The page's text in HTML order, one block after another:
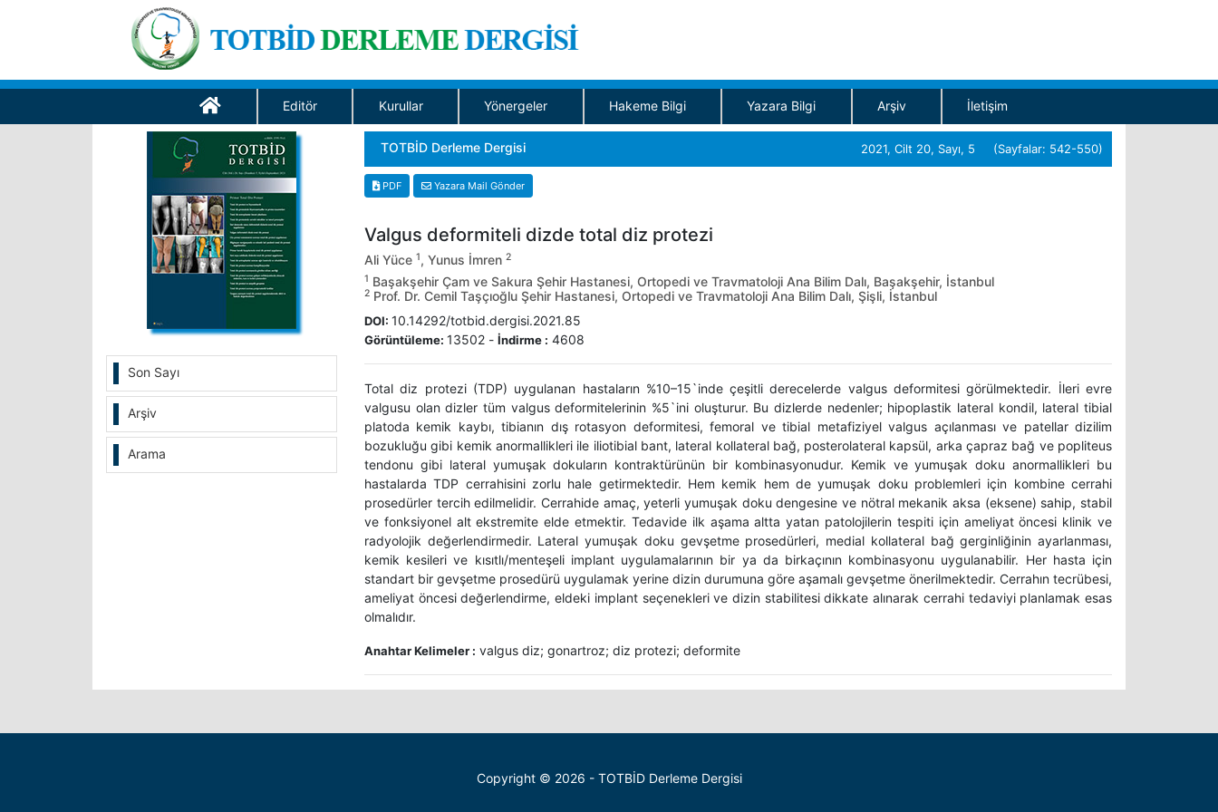
Editör Kurullar Yönergeler Hakeme Bilgi Yazara Bilgi Arşiv İletişim
Son Sayı
Arşiv
Arama
TOTBİD Derleme Dergisi 2021, Cilt 20, Sayı, 5 (Sayfalar: 542-550)
PDF Yazara Mail Gönder
Valgus deformiteli dizde total diz protezi
Ali Yüce 1, Yunus İmren 2
1 Başakşehir Çam ve Sakura Şehir Hastanesi, Ortopedi ve Travmatoloji Ana Bilim Dalı, Başakşehir, İstanbul
2 Prof. Dr. Cemil Taşçıoğlu Şehir Hastanesi, Ortopedi ve Travmatoloji Ana Bilim Dalı, Şişli, İstanbul
DOI: 10.14292/totbid.dergisi.2021.85
Görüntüleme: 13502 - İndirme : 4608
Total diz protezi (TDP) uygulanan hastaların %10–15`inde çeşitli derecelerde valgus deformitesi görülmektedir. İleri evre
valgusu olan dizler tüm valgus deformitelerinin %5`ini oluşturur. Bu dizlerde nedenler; hipoplastik lateral kondil, lateral tibial
platoda kemik kaybı, tibianın dış rotasyon deformitesi, femoral ve tibial metafiziyel valgus açılanması ve patellar dizilim
bozukluğu gibi kemik anormallikleri ile iliotibial bant, lateral kollateral bağ, posterolateral kapsül, arka çapraz bağ ve popliteus
tendonu gibi lateral yumuşak dokuların kontraktürünün bir kombinasyonudur. Kemik ve yumuşak doku anormallikleri bu
hastalarda TDP cerrahisini zorlu hale getirmektedir. Hem kemik hem de yumuşak doku problemleri için kombine cerrahi
prosedürler tercih edilmelidir. Cerrahide amaç, yeterli yumuşak doku dengesine ve nötral mekanik aksa (eksene) sahip, stabil
ve fonksiyonel alt ekstremite elde etmektir. Tedavide ilk aşama altta yatan patolojilerin tespiti için ameliyat öncesi klinik ve
radyolojik değerlendirmedir. Lateral yumuşak doku gevşetme prosedürleri, medial kollateral bağ gerginliğinin ayarlanması,
kemik kesileri ve kısıtlı/menteşeli implant uygulamalarının bir ya da birkaçının kombinasyonu uygulanabilir. Her hasta için
standart bir gevşetme prosedürü uygulamak yerine dizin durumuna göre aşamalı gevşetme önerilmektedir. Cerrahın tecrübesi,
ameliyat öncesi değerlendirme, eldeki implant seçenekleri ve dizin stabilitesi dikkate alınarak cerrahi tedaviyi planlamak esas
olmalıdır.
Anahtar Kelimeler : valgus diz; gonartroz; diz protezi; deformite
Copyright © 2026 - TOTBİD Derleme Dergisi